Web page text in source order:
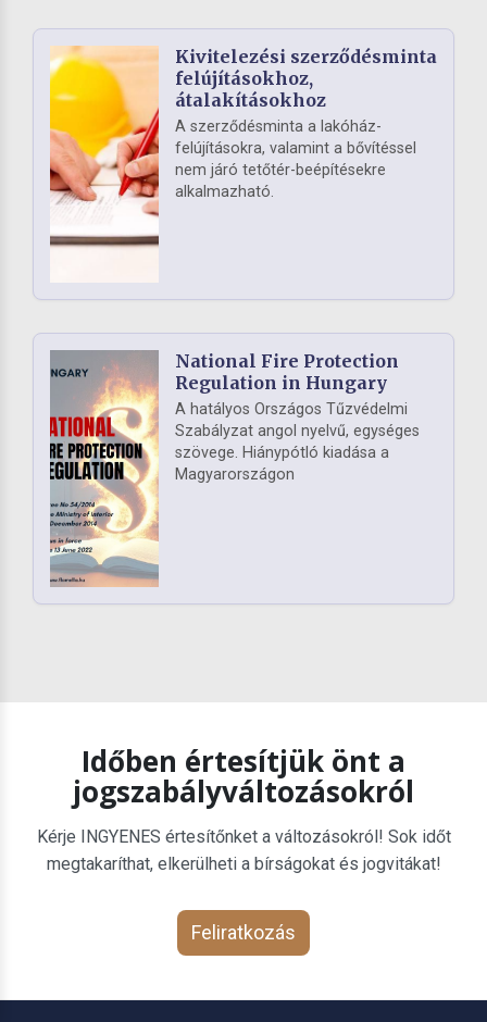
Kivitelezési szerződésminta
felújításokhoz,
átalakításokhoz
A szerződésminta a lakóház-
felújításokra, valamint a bővítéssel
nem járó tetőtér-beépítésekre
alkalmazható.
National Fire Protection
Regulation in Hungary
A hatályos Országos Tűzvédelmi
Szabályzat angol nyelvű, egységes
szövege. Hiánypótló kiadása a
Magyarországon
Időben értesítjük önt a
jogszabályváltozásokról
Kérje INGYENES értesítőnket a változásokról! Sok időt
megtakaríthat, elkerülheti a bírságokat és jogvitákat!
Feliratkozás